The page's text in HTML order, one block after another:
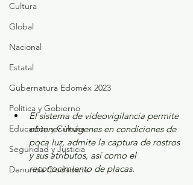
Cultura
Global
Nacional
Estatal
Gubernatura Edoméx 2023
Política y Gobierno
Educación y Cultura
Seguridad y Justicia
Denuncia Ciudadana
El sistema de videovigilancia permite
obtener imágenes en condiciones de
poca luz, admite la captura de rostros
y sus atributos, así como el
reconocimiento de placas.